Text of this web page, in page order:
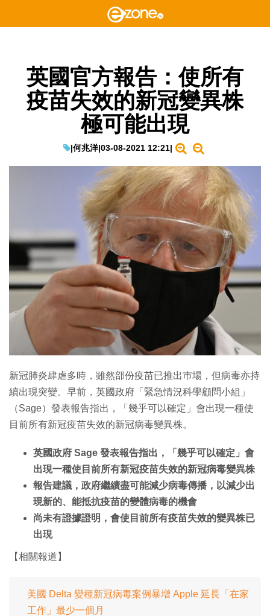
英國官方報告：使所有
疫苗失效的新冠變異株
極可能出現
|何兆洋|03-08-2021 12:21|
新冠肺炎肆虐多時，雖然部份疫苗已推出巿場，但病毒亦持
續出現突變。早前，英國政府「緊急情況科學顧問小組」
（Sage）發表報告指出，「幾乎可以確定」會出現一種使
目前所有新冠疫苗失效的新冠病毒變異株。
英國政府 Sage 發表報告指出，「幾乎可以確定」會
出現一種使目前所有新冠疫苗失效的新冠病毒變異株
報告建議，政府繼續盡可能減少病毒傳播，以減少出
現新的、能抵抗疫苗的變體病毒的機會
尚未有證據證明，會使目前所有疫苗失效的變異株已
出現
【相關報道】
美國 Delta 變種新冠病毒案例暴增 Apple 延長「在家
工作」最少一個月